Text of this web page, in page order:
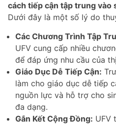
cách tiếp cận tập trung vào
Dưới đây là một số lý do
Các Chương Trình Tập
UFV cung cấp nhiều
để đáp ứng nhu cầu của
Giáo Dục Dễ Tiếp Cận:
làm cho giáo dục dễ tiếp
nguồn lực và hỗ trợ cho
đa dạng.
Gắn Kết Cộng Đồng: UFV